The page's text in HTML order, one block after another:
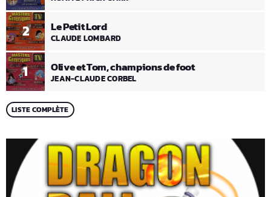
1 Olive et Tom, champions de foot
JEAN-CLAUDE CORBEL
2 Le Petit Lord
CLAUDE LOMBARD
LISTE COMPLÈTE